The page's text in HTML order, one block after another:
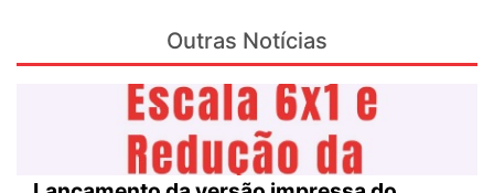
Outras Notícias